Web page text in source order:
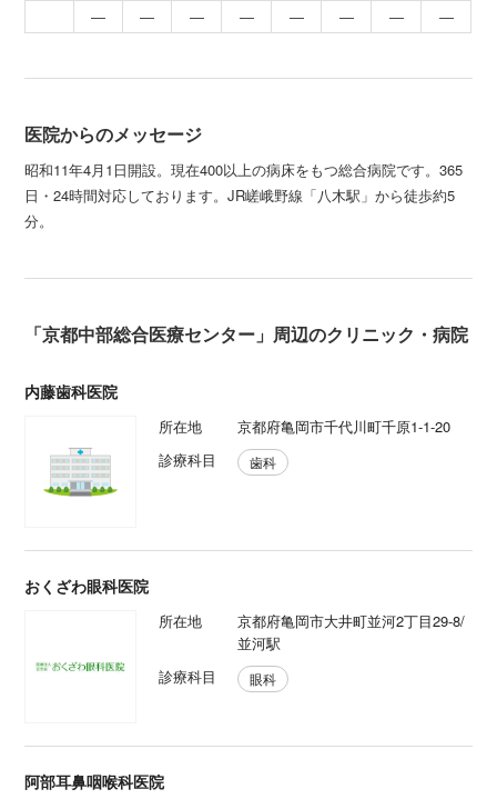
―
― ― ― ― ― ― ―
医院からのメッセージ
昭和11年4月1日開設。現在400以上の病床をもつ総合病院です。365
日・24時間対応しております。JR嵯峨野線「八木駅」から徒歩約5
分。
「京都中部総合医療センター」周辺のクリニック・病院
内藤歯科医院
所在地
京都府亀岡市千代川町千原1-1-20
診療科目
歯科
おくざわ眼科医院
所在地
京都府亀岡市大井町並河2丁目29-8/
並河駅
診療科目
眼科
阿部耳鼻咽喉科医院